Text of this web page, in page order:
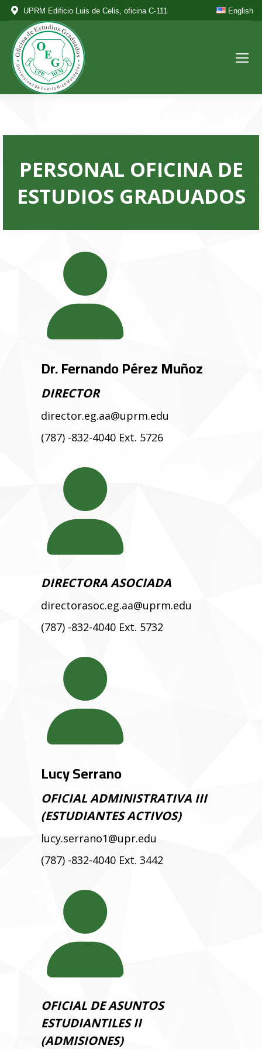
UPRM Edificio Luis de Celis, oficina C-111 English
PERSONAL OFICINA DE
ESTUDIOS GRADUADOS
Dr. Fernando Pérez Muñoz
DIRECTOR
director.eg.aa@uprm.edu
(787) -832-4040 Ext. 5726
DIRECTORA ASOCIADA
directorasoc.eg.aa@uprm.edu
(787) -832-4040 Ext. 5732
Lucy Serrano
OFICIAL ADMINISTRATIVA III
(ESTUDIANTES ACTIVOS)
lucy.serrano1@upr.edu
(787) -832-4040 Ext. 3442
OFICIAL DE ASUNTOS
ESTUDIANTILES II
(ADMISIONES)